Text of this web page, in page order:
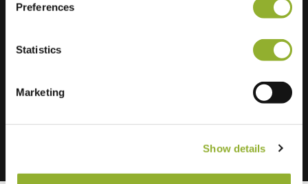
Preferences
Statistics
Marketing
Show details